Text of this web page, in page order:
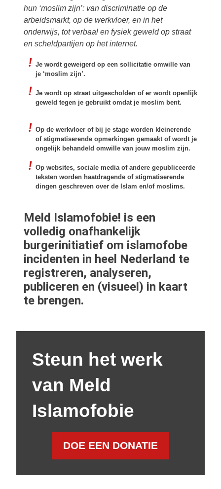
hun ‘moslim zijn’: van discriminatie op de
arbeidsmarkt, op de werkvloer, en in het
onderwijs, tot verbaal en fysiek geweld op straat
en scheldpartijen op het internet.
Je wordt geweigerd op een sollicitatie omwille van
je ‘moslim zijn’.
Je wordt op straat uitgescholden of er wordt openlijk
geweld tegen je gebruikt omdat je moslim bent.
Op de werkvloer of bij je stage worden kleinerende
of stigmatiserende opmerkingen gemaakt of wordt je
ongelijk behandeld omwille van jouw moslim zijn.
Op websites, sociale media of andere gepubliceerde
teksten worden haatdragende of stigmatiserende
dingen geschreven over de Islam en/of moslims.
Meld Islamofobie! is een
volledig onafhankelijk
burgerinitiatief om islamofobe
incidenten in heel Nederland te
registreren, analyseren,
publiceren en (visueel) in kaart
te brengen.
Steun het werk
van Meld
Islamofobie
DOE EEN DONATIE